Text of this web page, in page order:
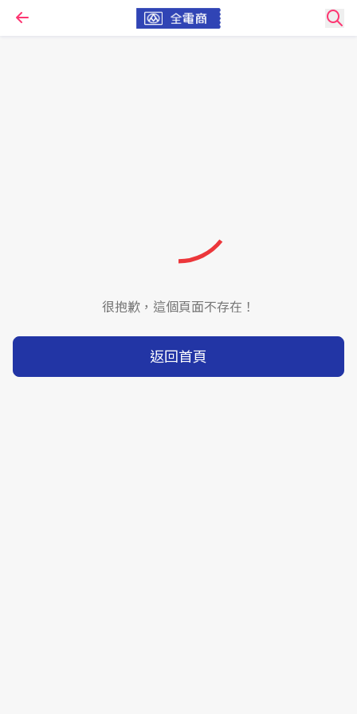
很抱歉，這個頁面不存在！
返回首頁